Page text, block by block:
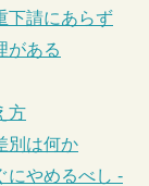
下請にあらず
がある
方
別は何か
にやめるべし -